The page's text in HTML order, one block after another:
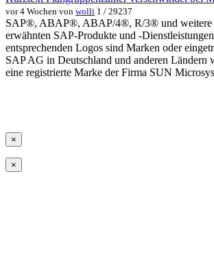
vor 4 Wochen von wolli 1 / 29237
SAP®, ABAP®, ABAP/4®, R/3® und weitere
erwähnten SAP-Produkte und -
entsprechenden Logos sind Marken oder
SAP AG in Deutschland und anderen
eine registrierte Marke der Firma SUN
×
×